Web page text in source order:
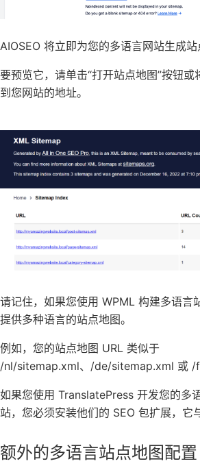
AIOSEO 将立即为您的多语言网站生成站
要预览它，请单击“打开站点地图”按钮或
到您网站的地址。
请记住，如果您使用 WPML 构建多语言
提供多种语言的站点地图。
例如，您的站点地图 URL 类似于
/nl/sitemap.xml、/de/sitemap.xml 或 /
如果您使用 TranslatePress 开发您的多
站，您必须安装他们的 SEO 包扩展，它
额外的多语言站点地图配置